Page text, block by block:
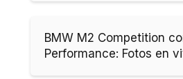
BMW M2 Competition
Performance: Fotos en